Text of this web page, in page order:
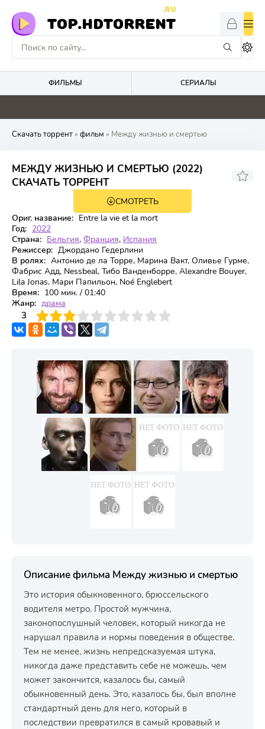
TOP.HDTORRENT
.RU
ФИЛЬМЫ СЕРИАЛЫ
0 0 0 0
Скачать торрент» фильм » Между жизнью и смертью
МЕЖДУ ЖИЗНЬЮ И СМЕРТЬЮ (2022)
СКАЧАТЬ ТОРРЕНТ
6,316
СМОТРЕТЬ
Ориг. название: Entre la vie et la mort
Год: 2022
Страна: Бельгия, Франция, Испания
Режиссер: Джордано Гедерлини
В ролях: Антонио де ла Торре, Марина Вакт, Оливье Гурме,
Фабрис Адд, Nessbeal, Тибо Ванденборре, Alexandre Bouyer,
Lila Jonas, Мари Папильон, Noé Englebert
Время: 100 мин. / 01:40
Жанр: драма
3
4 6 7 8 9 10
Описание фильма Между жизнью и смертью
Это история обыкновенного, брюссельского
водителя метро. Простой мужчина,
законопослушный человек, который никогда не
нарушал правила и нормы поведения в обществе.
Тем не менее, жизнь непредсказуемая штука,
никогда даже представить себе не можешь, чем
может закончится, казалось бы, самый
обыкновенный день. Это, казалось бы, был вполне
стандартный день для него, который в
последствии превратился в самый кровавый и